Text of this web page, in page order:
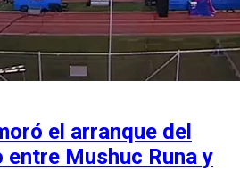
el arranque del
Mushuc Runa y